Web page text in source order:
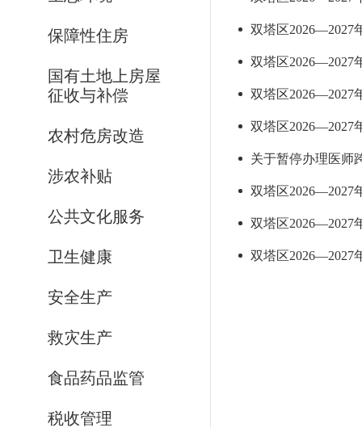
保障性住房
国有土地上房屋
征收与补偿
农村危房改造
涉农补贴
公共文化服务
卫生健康
安全生产
救灾生产
食品药品监管
税收管理
双塔区2026—2027
双塔区2026—2027
双塔区2026—2027
双塔区2026—2027
关于暂停办理医师
双塔区2026—2027
双塔区2026—2027
双塔区2026—2027